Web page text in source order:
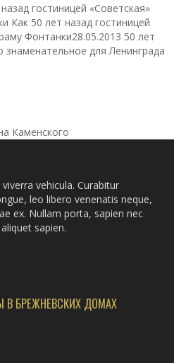
гостиницей «Советская»
Как 50 лет назад гостиницей
Фонтанки28.05.2013 50 лет
для Ленинграда
Каменского
vehicula. Curabitur
leo libero venenatis neque,
ex. Nullam porta, sapien nec
sapien.
В БРЕЖНЕВСКИХ ДОМАХ